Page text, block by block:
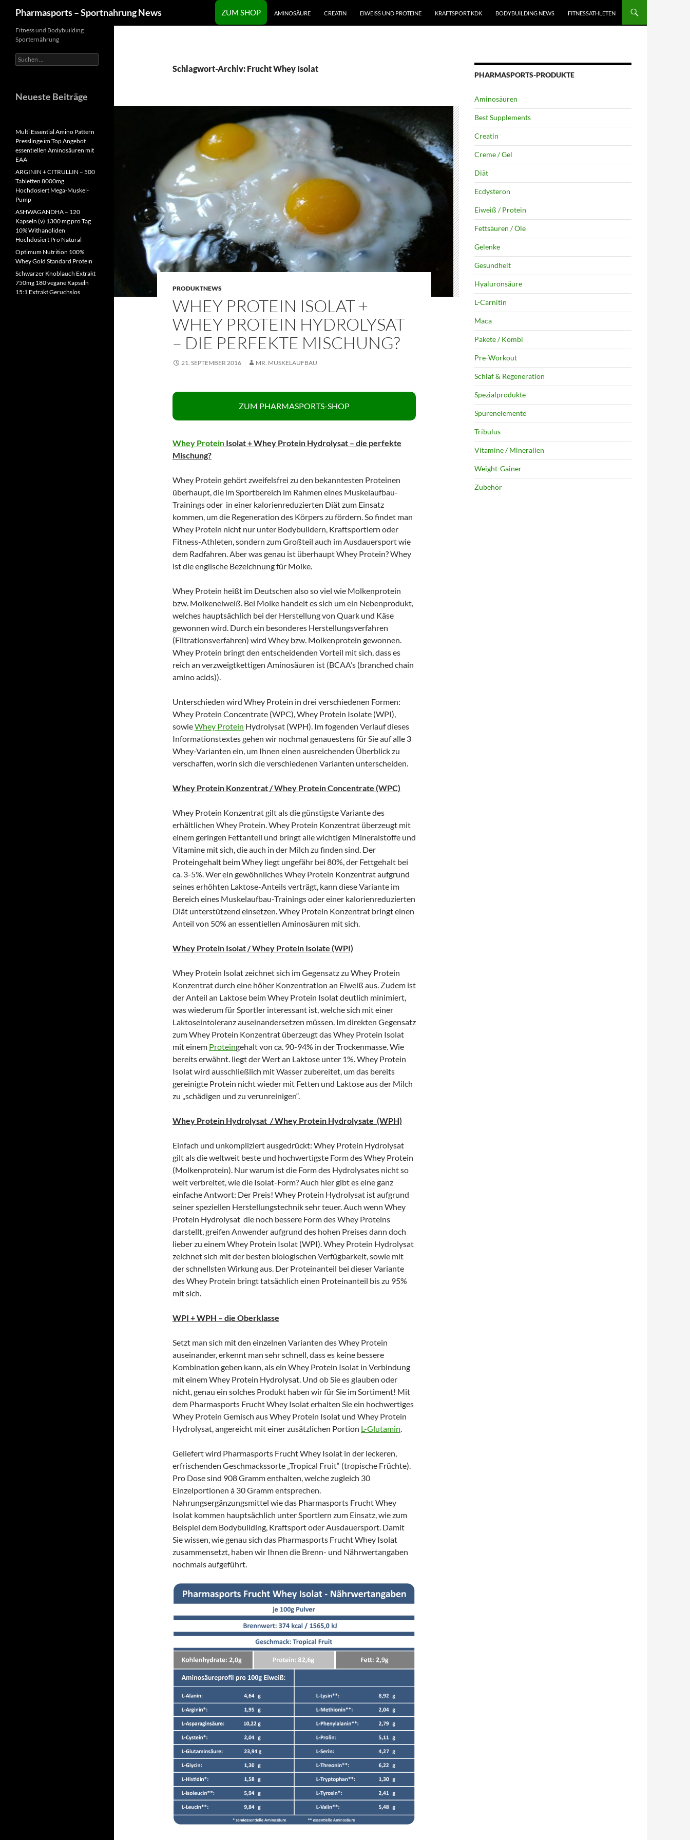
Inhalt
springen
Pharmasports – Sportnahrung News ZUM SHOP AMINOSÄURE CREATIN EIWEISS UND PROTEINE KRAFTSPORT KDK BODYBUILDING NEWS FITNESSATHLETEN
Schlagwort-Archiv: Frucht Whey Isolat
PRODUKTNEWS
WHEY PROTEIN ISOLAT +
WHEY PROTEIN HYDROLYSAT
– DIE PERFEKTE MISCHUNG?
21. SEPTEMBER 2016 MR. MUSKELAUFBAU
ZUM PHARMASPORTS-SHOP
Whey Protein Isolat + Whey Protein Hydrolysat – die perfekte
Mischung?
Whey Protein gehört zweifelsfrei zu den bekanntesten Proteinen
überhaupt, die im Sportbereich im Rahmen eines Muskelaufbau-
Trainings oder in einer kalorienreduzierten Diät zum Einsatz
kommen, um die Regeneration des Körpers zu fördern. So findet man
Whey Protein nicht nur unter Bodybuildern, Kraftsportlern oder
Fitness-Athleten, sondern zum Großteil auch im Ausdauersport wie
dem Radfahren. Aber was genau ist überhaupt Whey Protein? Whey
ist die englische Bezeichnung für Molke.
Whey Protein heißt im Deutschen also so viel wie Molkenprotein
bzw. Molkeneiweiß. Bei Molke handelt es sich um ein Nebenprodukt,
welches hauptsächlich bei der Herstellung von Quark und Käse
gewonnen wird. Durch ein besonderes Herstellungsverfahren
(Filtrationsverfahren) wird Whey bzw. Molkenprotein gewonnen.
Whey Protein bringt den entscheidenden Vorteil mit sich, dass es
reich an verzweigtkettigen Aminosäuren ist (BCAA’s (branched chain
amino acids)).
Unterschieden wird Whey Protein in drei verschiedenen Formen:
Whey Protein Concentrate (WPC), Whey Protein Isolate (WPI),
sowieWhey Protein Hydrolysat (WPH). Im fogenden Verlauf dieses
Informationstextes gehen wir nochmal genauestens für Sie auf alle 3
Whey-Varianten ein, um Ihnen einen ausreichenden Überblick zu
verschaffen, worin sich die verschiedenen Varianten unterscheiden.
Whey Protein Konzentrat / Whey Protein Concentrate (WPC)
Whey Protein Konzentrat gilt als die günstigste Variante des
erhältlichen Whey Protein. Whey Protein Konzentrat überzeugt mit
einem geringen Fettanteil und bringt alle wichtigen Mineralstoffe und
Vitamine mit sich, die auch in der Milch zu finden sind. Der
Proteingehalt beim Whey liegt ungefähr bei 80%, der Fettgehalt bei
ca. 3-5%. Wer ein gewöhnliches Whey Protein Konzentrat aufgrund
seines erhöhten Laktose-Anteils verträgt, kann diese Variante im
Bereich eines Muskelaufbau-Trainings oder einer kalorienreduzierten
Diät unterstützend einsetzen. Whey Protein Konzentrat bringt einen
Anteil von 50% an essentiellen Aminosäuren mit sich.
Whey Protein Isolat / Whey Protein Isolate (WPI)
Whey Protein Isolat zeichnet sich im Gegensatz zu Whey Protein
Konzentrat durch eine höher Konzentration an Eiweiß aus. Zudem ist
der Anteil an Laktose beim Whey Protein Isolat deutlich minimiert,
was wiederum für Sportler interessant ist, welche sich mit einer
Laktoseintoleranz auseinandersetzen müssen. Im direkten Gegensatz
zum Whey Protein Konzentrat überzeugt das Whey Protein Isolat
mit einem Proteingehalt von ca. 90-94% in der Trockenmasse. Wie
bereits erwähnt. liegt der Wert an Laktose unter 1%. Whey Protein
Isolat wird ausschließlich mit Wasser zubereitet, um das bereits
gereinigte Protein nicht wieder mit Fetten und Laktose aus der Milch
zu „schädigen und zu verunreinigen“.
Whey Protein Hydrolysat / Whey Protein Hydrolysate (WPH)
Einfach und unkompliziert ausgedrückt: Whey Protein Hydrolysat
gilt als die weltweit beste und hochwertigste Form des Whey Protein
(Molkenprotein). Nur warum ist die Form des Hydrolysates nicht so
weit verbreitet, wie die Isolat-Form? Auch hier gibt es eine ganz
einfache Antwort: Der Preis! Whey Protein Hydrolysat ist aufgrund
seiner speziellen Herstellungstechnik sehr teuer. Auch wenn Whey
Protein Hydrolysat die noch bessere Form des Whey Proteins
darstellt, greifen Anwender aufgrund des hohen Preises dann doch
lieber zu einem Whey Protein Isolat (WPI). Whey Protein Hydrolysat
zeichnet sich mit der besten biologischen Verfügbarkeit, sowie mit
der schnellsten Wirkung aus. Der Proteinanteil bei dieser Variante
des Whey Protein bringt tatsächlich einen Proteinanteil bis zu 95%
mit sich.
WPI + WPH – die Oberklasse
Setzt man sich mit den einzelnen Varianten des Whey Protein
auseinander, erkennt man sehr schnell, dass es keine bessere
Kombination geben kann, als ein Whey Protein Isolat in Verbindung
mit einem Whey Protein Hydrolysat. Und ob Sie es glauben oder
nicht, genau ein solches Produkt haben wir für Sie im Sortiment! Mit
dem Pharmasports Frucht Whey Isolat erhalten Sie ein hochwertiges
Whey Protein Gemisch aus Whey Protein Isolat und Whey Protein
Hydrolysat, angereicht mit einer zusätzlichen Portion L-Glutamin.
Geliefert wird Pharmasports Frucht Whey Isolat in der leckeren,
erfrischenden Geschmackssorte „Tropical Fruit“ (tropische Früchte).
Pro Dose sind 908 Gramm enthalten, welche zugleich 30
Einzelportionen á 30 Gramm entsprechen.
Nahrungsergänzungsmittel wie das Pharmasports Frucht Whey
Isolat kommen hauptsächlich unter Sportlern zum Einsatz, wie zum
Beispiel dem Bodybuilding, Kraftsport oder Ausdauersport. Damit
Sie wissen, wie genau sich das Pharmasports Frucht Whey Isolat
zusammensetzt, haben wir Ihnen die Brenn- und Nährwertangaben
nochmals aufgeführt.
PHARMASPORTS-PRODUKTE
Aminosäuren
Best Supplements
Creatin
Creme / Gel
Diät
Ecdysteron
Eiweiß / Protein
Fettsäuren / Öle
Gelenke
Gesundheit
Hyaluronsäure
L-Carnitin
Maca
Pakete / Kombi
Pre-Workout
Schlaf & Regeneration
Spezialprodukte
Spurenelemente
Tribulus
Vitamine / Mineralien
Weight-Gainer
Zubehör
Fitness und Bodybuilding
Sporternährung
Suchen
nach:
Neueste Beiträge
Multi Essential Amino Pattern
Presslinge im Top Angebot
essentiellen Aminosäuren mit
EAA
ARGININ + CITRULLIN – 500
Tabletten 8000mg
Hochdosiert Mega-Muskel-
Pump
ASHWAGANDHA – 120
Kapseln (v) 1300 mg pro Tag
10% Withanoliden
Hochdosiert Pro Natural
Optimum Nutrition 100%
Whey Gold Standard Protein
Schwarzer Knoblauch Extrakt
750mg 180 vegane Kapseln
15:1 Extrakt Geruchslos